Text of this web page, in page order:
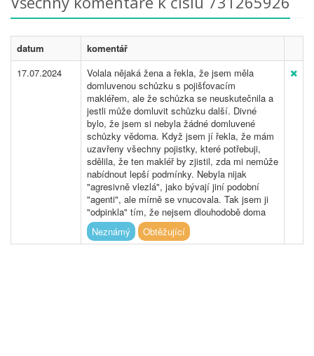
datum
komentář
17.07.2024
Volala nějaká žena a řekla, že jsem měla
domluvenou schůzku s pojišťovacím
makléřem, ale že schůzka se neuskutečnila a
jestli může domluvit schůzku další. Divné
bylo, že jsem si nebyla žádné domluvené
schůzky vědoma. Když jsem jí řekla, že mám
uzavřeny všechny pojistky, které potřebuji,
sdělila, že ten makléř by zjistil, zda mi nemůže
nabídnout lepší podmínky. Nebyla nijak
"agresivně vlezlá", jako bývají jiní podobní
"agenti", ale mírně se vnucovala. Tak jsem ji
"odpinkla" tím, že nejsem dlouhodobě doma
Neznámý
Obtěžující